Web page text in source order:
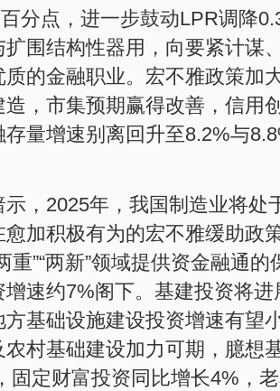
分点，进一步鼓动LPR调降
扩围结构性器用，向要紧计谋
质的金融职业。宏不雅政策加
造，市集预期赢得改善，信用
存量增速别离回升至8.2%与
2025年，我国制造业将处
愈加积极有为的宏不雅缓助政
重”“两新”领域提供资金融通
增速约7%阁下。基建投资将
方基础设施建设投资增速有望
农村基础建设加力可期，臆想
固定财富投资同比增长4%，